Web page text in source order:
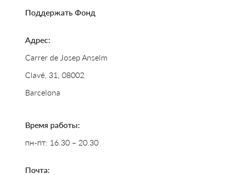
Поддержать Фонд
Адрес:
Carrer de Josep Anselm
Clavé, 31, 08002
Barcelona
Время работы:
пн-пт: 16.30 – 20.30
Почта: